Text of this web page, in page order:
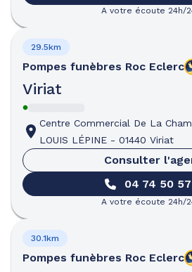
A votre écoute 24h/
Pompes funèbres Roc Eclerc
Viriat
29.5km
Centre Commercial De La
LOUIS LÉPINE - 01440 Viriat
Consulter
04 74 50
A votre écoute 24h/
Pompes funèbres Roc Eclerc
30.1km